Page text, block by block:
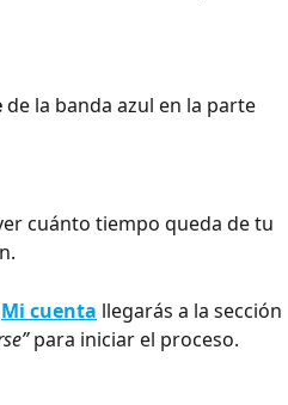
de la banda azul en la parte
cuánto tiempo queda de tu
Mi cuenta llegarás a la sección
para iniciar el proceso.